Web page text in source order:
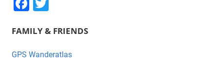
c
e
tt
er
FAMILY & FRIENDS
GPS Wanderatlas